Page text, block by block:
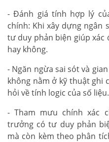
- Đánh giá tính hợp lý
chính: Khi xây dựng ngân
tư duy phản biện giúp xác
hay không.
- Ngăn ngừa sai sót và
không nằm ở kỹ thuật ghi
hỏi về tính logic của số liệu.
- Tham mưu chính xác
trưởng có tư duy phản
mà còn kèm theo phân